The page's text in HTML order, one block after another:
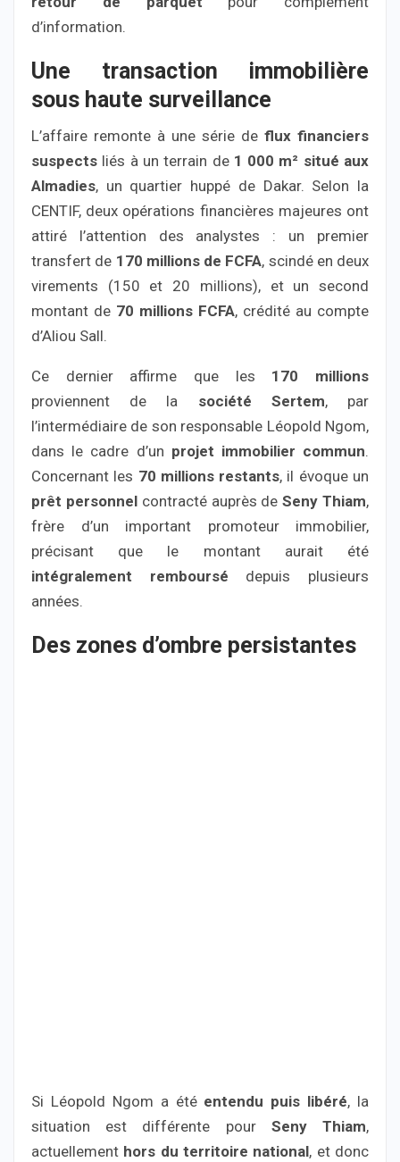
d’information.
Une transaction immobilière
sous haute surveillance
L’affaire remonte à une série de flux financiers
suspects liés à un terrain de 1 000 m² situé aux
Almadies, un quartier huppé de Dakar. Selon la
CENTIF, deux opérations financières majeures ont
attiré l’attention des analystes : un premier
transfert de 170 millions de FCFA, scindé en deux
virements (150 et 20 millions), et un second
montant de 70 millions FCFA, crédité au compte
d’Aliou Sall.
Ce dernier affirme que les 170 millions
proviennent de la société Sertem, par
l’intermédiaire de son responsable Léopold Ngom,
dans le cadre d’un projet immobilier commun.
Concernant les 70 millions restants, il évoque un
prêt personnelcontracté auprès deSeny Thiam,
frère d’un important promoteur immobilier,
précisant que le montant aurait été
intégralement remboursé depuis plusieurs
années.
Des zones d’ombre persistantes
Si Léopold Ngom a été entendu puis libéré, la
situation est différente pour Seny Thiam,
actuellement hors du territoire national, et donc